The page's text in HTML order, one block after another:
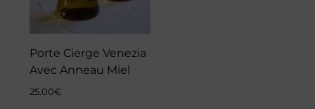
Porte Cierge Venezia
Avec Anneau Miel
25.00€